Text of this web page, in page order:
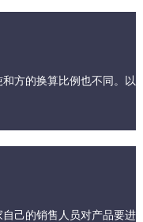
方的换算比例也不同。以
己的销售人员对产品要进